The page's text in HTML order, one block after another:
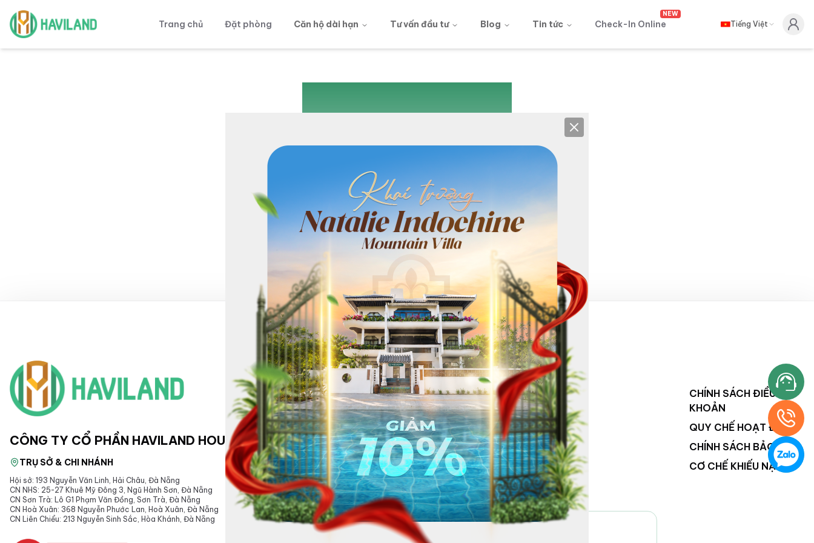
Haviland
Trang chủ Đặt phòng Căn hộ dài hạn Tư vấn đầu tư Blog Tin tức Check-In Online
NEW
Tiếng Việt
404
Oops...
Xin lỗi, trang bạn đang tìm kiếm không tồn tại hoặc đã được thay đổi
CÔNG TY CỔ PHẦN HAVILAND HOUSE
TRỤ SỞ & CHI NHÁNH
Hội sở: 193 Nguyễn Văn Linh, Hải Châu, Đà Nẵng
CN NHS: 25-27 Khuê Mỹ Đông 3, Ngũ Hành Sơn, Đà Nẵng
CN Sơn Trà: Lô G1 Phạm Văn Đồng, Sơn Trà, Đà Nẵng
CN Hoà Xuân: 368 Nguyễn Phước Lan, Hoà Xuân, Đà Nẵng
CN Liên Chiểu: 213 Nguyễn Sinh Sắc, Hòa Khánh, Đà Nẵng
VỀ CHÚNG TÔI
HỆ THỐNG KHÁCH SẠN
HOẠT ĐỘNG CÔNG TY
TUYỂN DỤNG
LIÊN HỆ
CHÍNH SÁCH ĐIỀU
KHOẢN
QUY CHẾ HOẠT ĐỘNG
CHÍNH SÁCH BẢO MẬT
CƠ CHẾ KHIẾU NẠI
TẢI ỨNG DỤNG LƯU TRÚ DÀI HẠN HAVILAND
Close